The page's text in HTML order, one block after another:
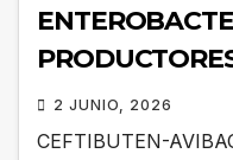
2 JUNIO, 2026
CEFTIBUTEN-